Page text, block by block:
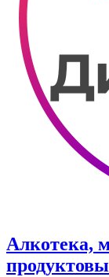
Алкотека,